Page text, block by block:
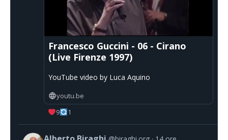
Francesco Guccini - 06 - Cirano
(Live Firenze 1997)
YouTube video by Luca Aquino
youtu.be
9
1